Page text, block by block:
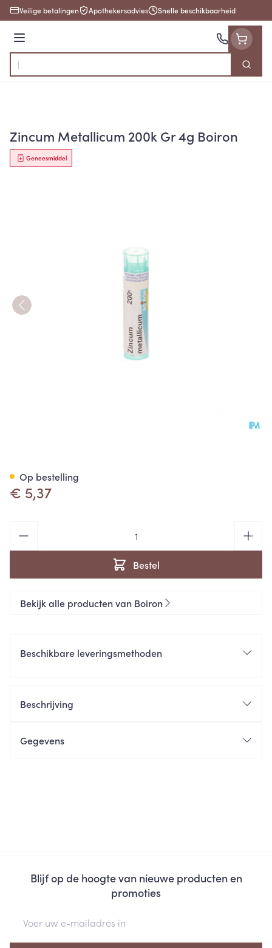
Ga naar de inhoud
Veilige betalingen Apothekersadvies Snelle beschikbaarheid
Menu
Product, merk, categorie...
Zoek
Zincum Metallicum 200k Gr 4g Boiron
Geneesmiddel
€ 5,37
Bestel
Op bestelling
Bekijk alle producten van Boiron
Beschikbare leveringsmethoden
Beschrijving
Gegevens
Blijf op de hoogte van nieuwe producten en
promoties